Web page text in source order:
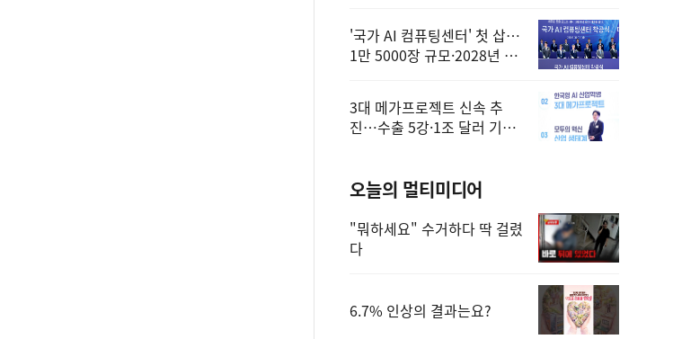
'국가 AI 컴퓨팅센터' 첫 삽…
1만 5000장 규모·2028년 완
3대 메가프로젝트 신속 추
진…수출 5강·1조 달러 기반
오늘의 멀티미디어
"뭐하세요" 수거하다 딱 걸렸
다
6.7% 인상의 결과는요?